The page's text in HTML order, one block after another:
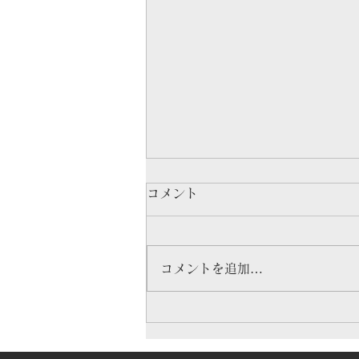
家事がラクになる家づくり、
間取りと設備の考え方～共働
コメント
コメントを追加…